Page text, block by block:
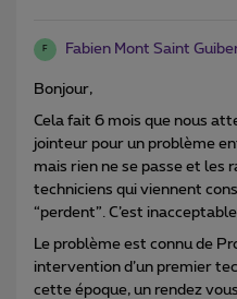
F Fabien Mont Saint
Bonjour,
Cela fait 6 mois que nous
jointeur pour un problème
mais rien ne se passe et les
techniciens qui viennent
“perdent”. C’est inacceptable.
Le problème est connu de
intervention d’un premier
cette époque, un rendez